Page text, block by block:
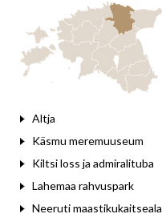
Altja
Käsmu meremuuseum
Kiltsi loss ja admiralituba
Lahemaa rahvuspark
Neeruti maastikukaitseala